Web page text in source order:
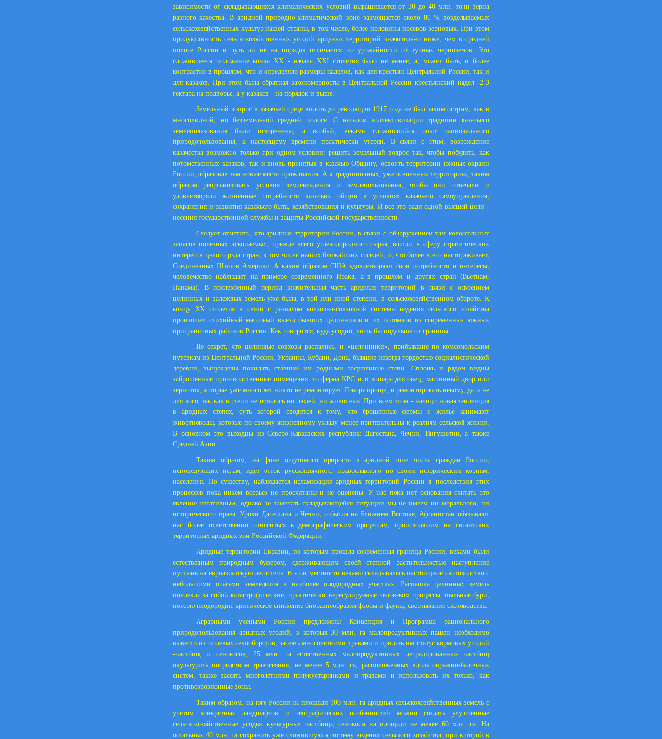
зависимости от складывающихся климатических условий выращивается от 30 до 40 млн. тонн зерна
разного качества. В аридной природно-климатической зоне размещается около 80 % возделываемых
сельскохозяйственных культур нашей страны, в том числе, более половины посевов зерновых. При этом
продуктивность сельскохозяйственных угодий аридных территорий значительно ниже, чем в средней
полосе России и чуть ли не на порядок отличается по урожайности от тучных черноземов. Это
сложившееся положение конца XX - начала XXI столетия было не менее, а, может быть, и более
контрастно в прошлом, что и определяло размеры наделов, как для крестьян Центральной России, так и
для казаков. При этом была обратная закономерность: в Центральной России крестьянский надел -2-3
гектара на подворье, а у казаков - на порядок и выше.
Земельный вопрос в казачьей среде вплоть до революции 1917 года не был таким острым, как в
многолюдной, но безземельной средней полосе. С началом коллективизации традиции казачьего
землепользования были искоренены, а особый, веками сложившийся опыт рационального
природопользования, к настоящему времени практически утерян. В связи с этим, возрождение
казачества возможно только при одном условии: решить земельный вопрос так, чтобы побудить, как
потомственных казаков, так и вновь принятых в казачью Общину, освоить территории южных окраин
России, образовав там новые места проживания. А в традиционных, уже освоенных территориях, таким
образом реорганизовать условия землевладения и землепользования, чтобы они отвечали и
удовлетворяли жизненные потребности казачьих общин в условиях казачьего самоуправления,
сохранения и развития казачьего быта, хозяйствования и культуры. И все это ради одной высшей цели -
несения государственной службы и защиты Российской государственности.
Следует отметить, что аридные территории России, в связи с обнаружением там колоссальных
запасов полезных ископаемых, прежде всего углеводородного сырья, вошли в сферу стратегических
интересов целого ряда стран, в том числе наших ближайших соседей, и, что более всего настораживает,
Соединенных Штатов Америки. А каким образом США удовлетворяют свои потребности и интересы,
человечество наблюдает на примере современного Ирака, а в прошлом и других стран (Вьетнам,
Панама). В послевоенный период значительная часть аридных территорий в связи с освоением
целинных и залежных земель уже была, в той или иной степени, в сельскохозяйственном обороте. К
концу XX столетия в связи с развалом колхозно-совхозной системы ведения сельского хозяйства
произошел стихийный массовый выезд бывших целинников и их потомков из современных южных
приграничных районов России. Как говорится, куда угодно, лишь бы подальше от границы.
Не секрет, что целинные совхозы распались, и «целинники», прибывшие по комсомольским
путевкам из Центральной России, Украины, Кубани, Дона, бывшие некогда гордостью социалистической
деревни, вынуждены покидать ставшие им родными засушливые степи. Сплошь и рядом видны
заброшенные производственные помещения: то ферма КРС или кошара для овец, машинный двор или
зерноток, которые уже много лет никто не ремонтирует. Говоря проще, и ремонтировать некому, да и не
для кого, так как в степи не осталось ни людей, ни животных. При всем этом - налицо новая тенденция
в аридных степях, суть которой сводится к тому, что брошенные фермы и жилье занимают
животноводы, которые по своему жизненному укладу менее притязательны к реалиям сельской жизни.
В основном это выходцы из Северо-Кавказских республик: Дагестана, Чечни, Ингушетии, а также
Средней Азии.
Таким образом, на фоне ощутимого прироста в аридной зоне числа граждан России,
исповедующих ислам, идет отток русскоязычного, православного по своим историческим корням,
населения. По существу, наблюдается исламизация аридных территорий России и последствия этих
процессов пока никем всерьез не просчитаны и не оценены. У нас пока нет основания считать это
явление негативным, однако не замечать складывающейся ситуации мы не имеем ни морального, ни
исторического права. Уроки Дагестана и Чечни, события на Ближнем Востоке, Афганистан обязывают
нас более ответственно относиться к демографическим процессам, происходящим на гигантских
территориях аридных зон Российской Федерации.
Аридные территории Евразии, по которым прошла современная граница России, веками были
естественным природным буфером, сдерживающим своей степной растительностью наступление
пустынь на евроазиатскую лесостепь. В этой местности веками складывалось пастбищное скотоводство с
небольшими очагами земледелия в наиболее плодородных участках. Распашка целинных земель
повлекла за собой катастрофические, практически нерегулируемые человеком процессы: пыльные бури,
потерю плодородия, критическое снижение биоразнообразия флоры и фауны, свертывание скотоводства.
Аграрными учеными России предложены Концепция и Программа рационального
природопользования аридных угодий, в которых 30 млн. га малопродуктивных пашен необходимо
вывести из полевых севооборотов, засеять многолетними травами и придать им статус кормовых угодий
-пастбищ и сенокосов, 25 млн. га естественных малопродуктивных деградированных пастбищ
окультурить посредством травосеяния; не менее 5 млн. га, расположенных вдоль овражно-балочных
систем, также засеять многолетними полукустарниками и травами и использовать их только, как
противоэрозионные зоны.
Таким образом, на юге России на площади 100 млн. га аридных сельскохозяйственных земель с
учетом конкретных ландшафтов и географических особенностей можно создать улучшенные
сельскохозяйственные угодья: культурные пастбища, сенокосы на площади не менее 60 млн. га. На
остальных 40 млн. га сохранить уже сложившуюся систему ведения сельского хозяйства, при которой в